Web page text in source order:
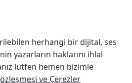
herhangi bir dijital, ses
yazarların haklarını ihlal
lütfen hemen bizimle
ve Çerezler